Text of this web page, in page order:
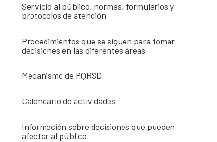
Servicio al público, normas, formularios y
protocolos de atención
Procedimientos que se siguen para tomar
decisiones en las diferentes áreas
Mecanismo de PQRSD
Calendario de actividades
Información sobre decisiones que pueden
afectar al público